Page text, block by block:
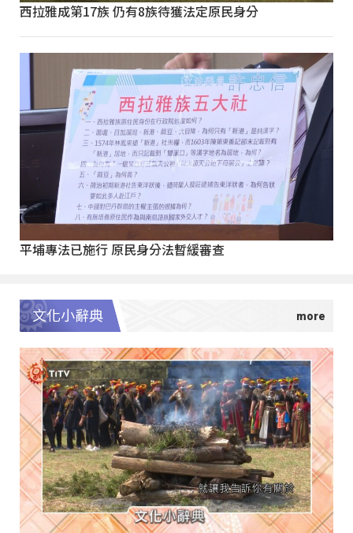
西拉雅成第17族 仍有8族待獲法定原民身分
平埔專法已施行 原民身分法暫緩審查
文化小辭典